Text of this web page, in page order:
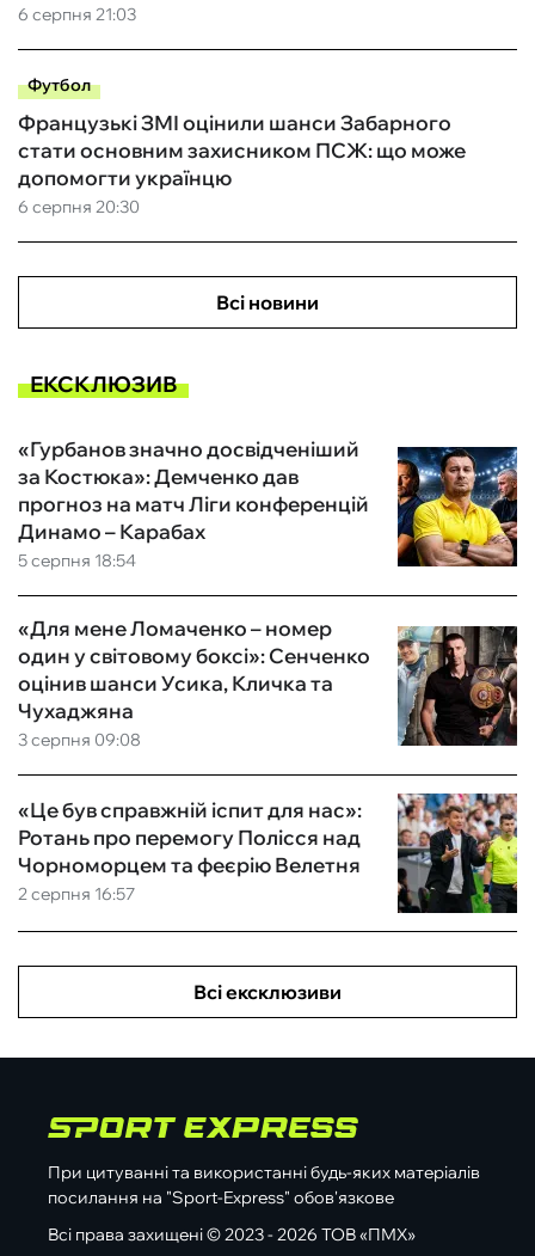
6 серпня 21:03
Футбол
6 серпня 20:30
Французькі ЗМІ оцінили шанси Забарного
стати основним захисником ПСЖ: що може
допомогти українцю
Всі новини
ЕКСКЛЮЗИВ
5 серпня 18:54
«Гурбанов значно досвідченіший
за Костюка»: Демченко дав
прогноз на матч Ліги конференцій
Динамо – Карабах
3 серпня 09:08
«Для мене Ломаченко – номер
один у світовому боксі»: Сенченко
оцінив шанси Усика, Кличка та
Чухаджяна
2 серпня 16:57
«Це був справжній іспит для нас»:
Ротань про перемогу Полісся над
Чорноморцем та феєрію Велетня
Всі ексклюзиви
При цитуванні та використанні будь-яких матеріалів
посилання на "Sport-Express" обов'язкове
Всі права захищені © 2023 - 2026 ТОВ «ПМХ»